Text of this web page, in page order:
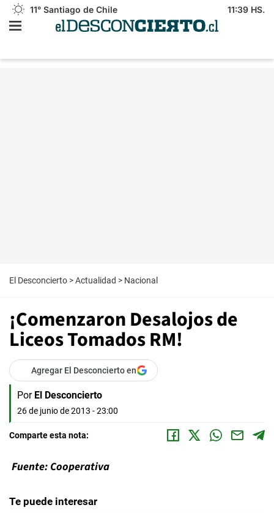
11° Santiago de Chile 11:39 HS.
El Desconcierto >Actualidad > Nacional
¡Comenzaron Desalojos de
Liceos Tomados RM!
Agregar El Desconcierto en
Por El Desconcierto
26 de junio de 2013 - 23:00
Comparte esta nota:
Fuente: Cooperativa
Te puede interesar